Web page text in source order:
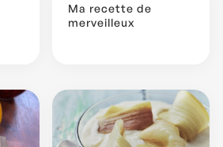
Ma recette de
merveilleux